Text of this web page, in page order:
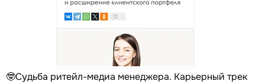
🤓Судьба ритейл-медиа менеджера. Карьерный трек